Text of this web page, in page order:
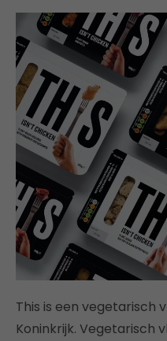
This is een vegetarisch
Koninkrijk. Vegetarisch